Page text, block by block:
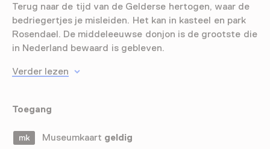
Terug naar de tijd van de Gelderse hertogen, waar de
bedriegertjes je misleiden. Het kan in kasteel en park
Rosendael. De middeleeuwse donjon is de grootste die
in Nederland bewaard is gebleven.
Verder lezen
Toegang
Museumkaart geldig